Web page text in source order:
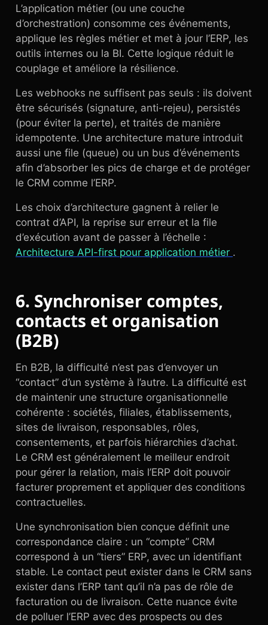
L’application métier (ou une couche
d’orchestration) consomme ces événements,
applique les règles métier et met à jour l’ERP, les
outils internes ou la BI. Cette logique réduit le
couplage et améliore la résilience.
Les webhooks ne suffisent pas seuls : ils doivent
être sécurisés (signature, anti-rejeu), persistés
(pour éviter la perte), et traités de manière
idempotente. Une architecture mature introduit
aussi une file (queue) ou un bus d’événements
afin d’absorber les pics de charge et de protéger
le CRM comme l’ERP.
Les choix d’architecture gagnent à relier le
contrat d’API, la reprise sur erreur et la file
d’exécution avant de passer à l’échelle :
Architecture API-first pour application métier .
6. Synchroniser comptes,
contacts et organisation
(B2B)
En B2B, la difficulté n’est pas d’envoyer un
“contact” d’un système à l’autre. La difficulté est
de maintenir une structure organisationnelle
cohérente : sociétés, filiales, établissements,
sites de livraison, responsables, rôles,
consentements, et parfois hiérarchies d’achat.
Le CRM est généralement le meilleur endroit
pour gérer la relation, mais l’ERP doit pouvoir
facturer proprement et appliquer des conditions
contractuelles.
Une synchronisation bien conçue définit une
correspondance claire : un “compte” CRM
correspond à un “tiers” ERP, avec un identifiant
stable. Le contact peut exister dans le CRM sans
exister dans l’ERP tant qu’il n’a pas de rôle de
facturation ou de livraison. Cette nuance évite
de polluer l’ERP avec des prospects ou des